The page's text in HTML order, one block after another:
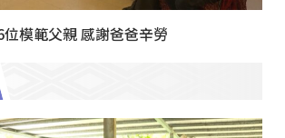
模範父親 感謝爸爸辛勞